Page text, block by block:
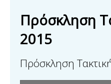
Πρόσκληση
2015
Πρόσκληση